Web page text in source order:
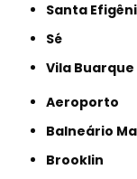
Santa
Sé
Vila Buarque
Aeroporto
Balneário
Brooklin